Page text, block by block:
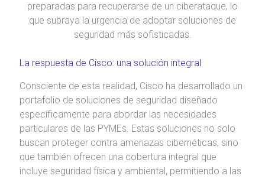
preparadas para recuperarse de un ciberataque, lo
que subraya la urgencia de adoptar soluciones de
seguridad más sofisticadas.
La respuesta de Cisco: una solución integral
Consciente de esta realidad, Cisco ha desarrollado un
portafolio de soluciones de seguridad diseñado
específicamente para abordar las necesidades
particulares de las PYMEs. Estas soluciones no solo
buscan proteger contra amenazas cibernéticas, sino
que también ofrecen una cobertura integral que
incluye seguridad física y ambiental, permitiendo a las